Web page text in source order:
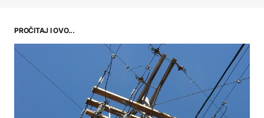
PROČITAJ I OVO...